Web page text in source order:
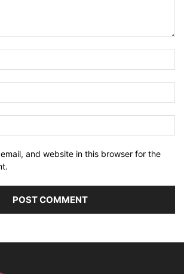
and website in this browser for the